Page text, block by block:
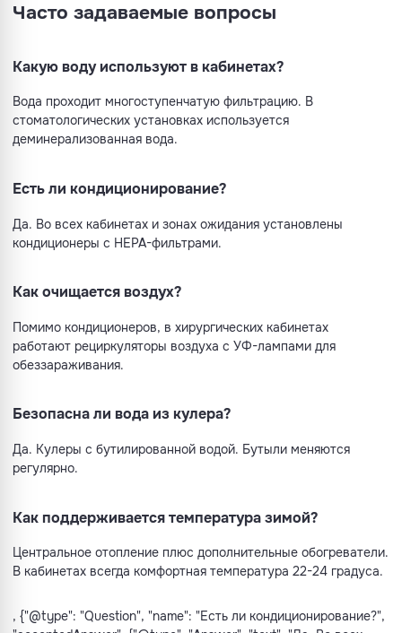
Часто задаваемые вопросы
Какую воду используют в кабинетах?
Вода проходит многоступенчатую фильтрацию. В
стоматологических установках используется
деминерализованная вода.
Есть ли кондиционирование?
Да. Во всех кабинетах и зонах ожидания установлены
кондиционеры с HEPA-фильтрами.
Как очищается воздух?
Помимо кондиционеров, в хирургических кабинетах
работают рециркуляторы воздуха с УФ-лампами для
обеззараживания.
Безопасна ли вода из кулера?
Да. Кулеры с бутилированной водой. Бутыли меняются
регулярно.
Как поддерживается температура зимой?
Центральное отопление плюс дополнительные обогреватели.
В кабинетах всегда комфортная температура 22-24 градуса.
, {"@type": "Question", "name": "Есть ли кондиционирование?",